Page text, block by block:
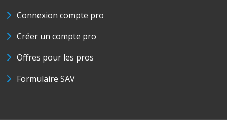
Connexion compte pro
Créer un compte pro
Offres pour les pros
Formulaire SAV